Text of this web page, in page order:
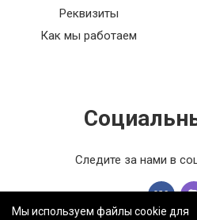
Реквизиты
Как мы работаем
Следите за нами в
Мы используем файлы cookie для